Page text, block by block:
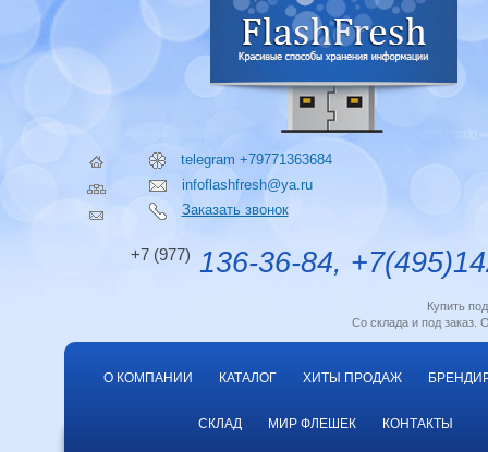
telegram +79771363684
infoflashfresh@ya.ru
Заказать звонок
+7 (977) 136-36-84,
Купить
Со склада и под заказ.
О КОМПАНИИ КАТАЛОГ ХИТЫ ПРОДАЖ
СКЛАД МИР ФЛЕШЕК КОНТАКТЫ